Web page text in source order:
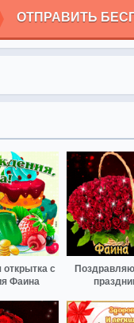
ОТПРАВИТЬ
открытка с
Фаина